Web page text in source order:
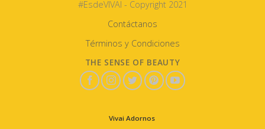
#EsdeVIVAI - Copyright 2021
Contáctanos
Términos y Condiciones
THE SENSE OF BEAUTY
Vivai Adornos